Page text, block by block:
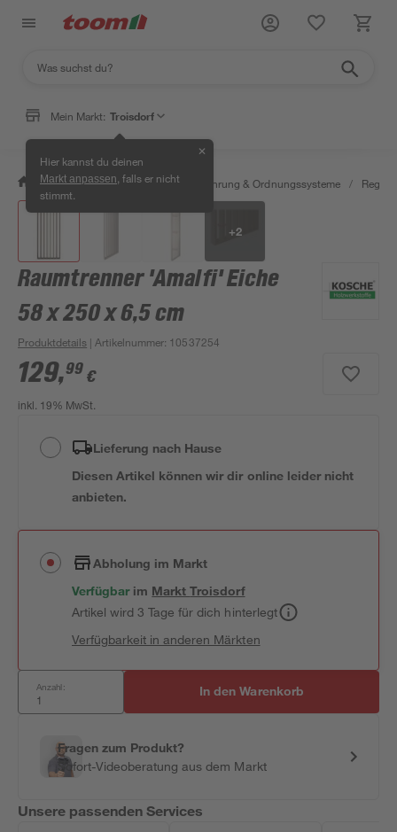
Mein Markt: Troisdorf
Hier kannst du deinen
Markt anpassen , falls er nicht
stimmt.
✕
/ Wohnen & Haushalt / Aufbewahrung & Ordnungssysteme / Regale
+2
Raumtrenner 'Amalfi' Eiche
58 x 250 x 6,5 cm
Produktdetails | Artikelnummer: 10537254
129,99 €
inkl. 19% MwSt.
Lieferung nach Hause
Diesen Artikel können wir dir online leider nicht
anbieten.
Abholung im Markt
Verfügbar im MarktTroisdorf
Artikel wird 3 Tage für dich hinterlegt
Verfügbarkeit in anderen Märkten
Anzahl: In den Warenkorb
Fragen zum Produkt?
Sofort-Videoberatung aus dem Markt
Unsere passenden Services